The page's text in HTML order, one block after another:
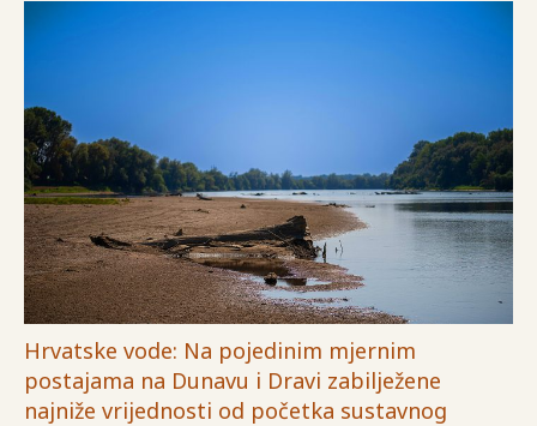
Hrvatske vode: Na pojedinim mjernim
postajama na Dunavu i Dravi zabilježene
najniže vrijednosti od početka sustavnog